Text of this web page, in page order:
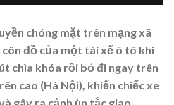
chóng mặt trên mạng xã
đồ của một tài xế ô tô khi
chìa khóa rồi bỏ đi ngay trên
cao (Hà Nội), khiến chiếc xe